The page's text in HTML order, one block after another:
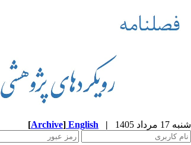
شنبه 17 مرداد 1405 |
English
[Archive]